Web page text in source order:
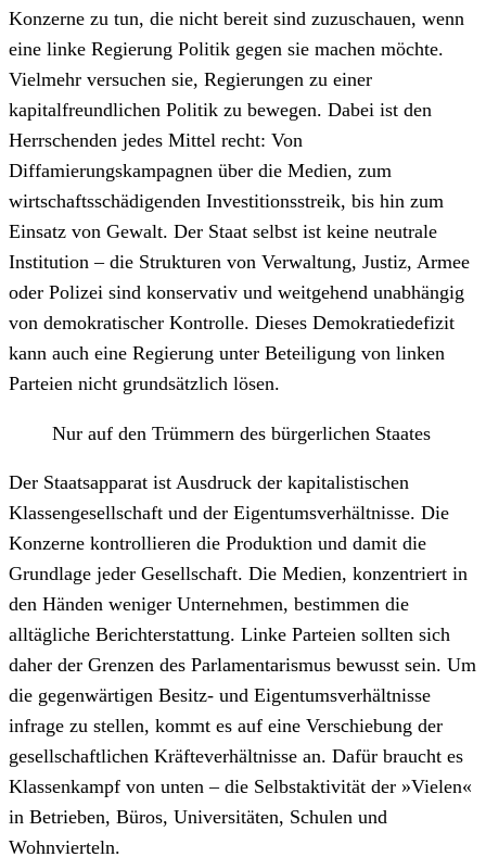
Konzerne zu tun, die nicht bereit sind zuzuschauen, wenn
eine linke Regierung Politik gegen sie machen möchte.
Vielmehr versuchen sie, Regierungen zu einer
kapitalfreundlichen Politik zu bewegen. Dabei ist den
Herrschenden jedes Mittel recht: Von
Diffamierungskampagnen über die Medien, zum
wirtschaftsschädigenden Investitionsstreik, bis hin zum
Einsatz von Gewalt. Der Staat selbst ist keine neutrale
Institution – die Strukturen von Verwaltung, Justiz, Armee
oder Polizei sind konservativ und weitgehend unabhängig
von demokratischer Kontrolle. Dieses Demokratiedefizit
kann auch eine Regierung unter Beteiligung von linken
Parteien nicht grundsätzlich lösen.
Nur auf den Trümmern des bürgerlichen Staates
Der Staatsapparat ist Ausdruck der kapitalistischen
Klassengesellschaft und der Eigentumsverhältnisse. Die
Konzerne kontrollieren die Produktion und damit die
Grundlage jeder Gesellschaft. Die Medien, konzentriert in
den Händen weniger Unternehmen, bestimmen die
alltägliche Berichterstattung. Linke Parteien sollten sich
daher der Grenzen des Parlamentarismus bewusst sein. Um
die gegenwärtigen Besitz- und Eigentumsverhältnisse
infrage zu stellen, kommt es auf eine Verschiebung der
gesellschaftlichen Kräfteverhältnisse an. Dafür braucht es
Klassenkampf von unten – die Selbstaktivität der »Vielen«
in Betrieben, Büros, Universitäten, Schulen und
Wohnvierteln.